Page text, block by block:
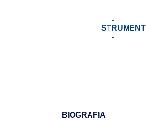
-
STRUMENTI
-
BIOGRAFIA